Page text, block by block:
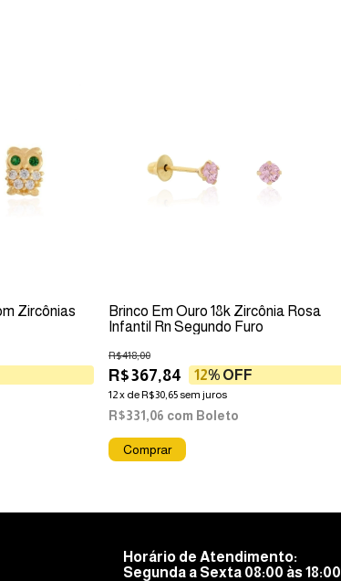
Zircônias
Brinco Em Ouro 18k Zircônia Rosa
Infantil Rn Segundo Furo
R$367,84
R$418,00
12% OFF
12x deR$30,65sem juros
R$331,06 com Boleto
Horário de Atendimento:
Segunda a Sexta 08:00 às 18:00